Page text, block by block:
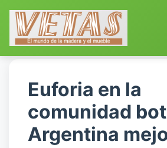
Euforia en la
comunidad
Argentina